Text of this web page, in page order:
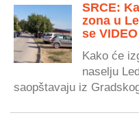
SRCE:
zona u
se
Kako će
naselju
saopštavaju iz